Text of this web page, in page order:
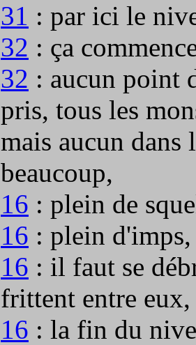
31 : par ici le
32 : ça
32 : aucun point
pris, tous les
mais aucun dans
beaucoup,
16 : plein de
16 : plein
16 : il faut se
frittent entre eux,
16 : la fin du